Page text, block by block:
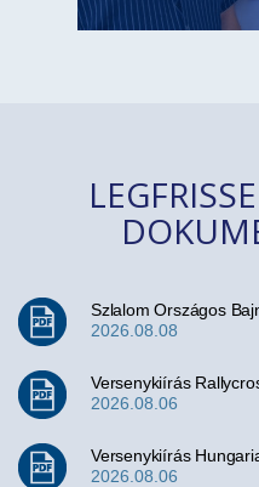
Szlalom Országos
2026.08.08
Versenykiírás
2026.08.06
Versenykiírás
2026.08.06